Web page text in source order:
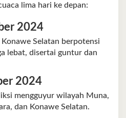
lima hari ke depan:
2024
Selatan berpotensi
lebat, disertai guntur dan
2024
mengguyur wilayah Muna,
dan Konawe Selatan.